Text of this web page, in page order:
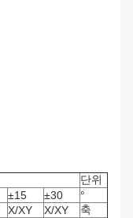
단위
±15 ±30
°
X/XY X/XY
축